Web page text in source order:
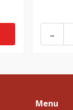
-
Menu